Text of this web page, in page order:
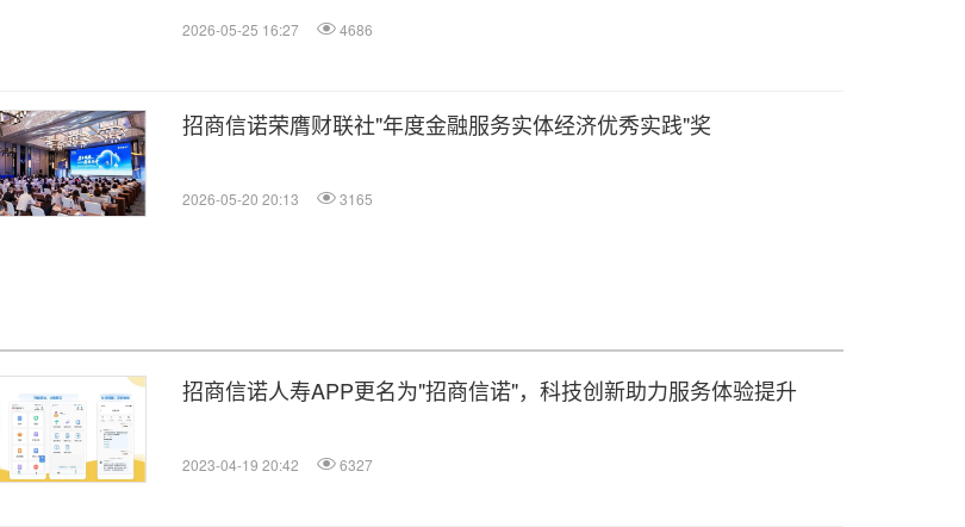
2026-05-25 16:27 4686
招商信诺荣膺财联社"年度金融服务实体经济优秀实践"奖
2026-05-20 20:13 3165
招商信诺人寿APP更名为"招商信诺"，科技创新助力服务体验提升
2023-04-19 20:42 6327